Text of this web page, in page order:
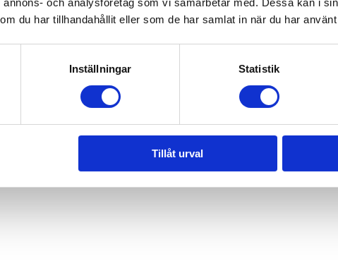
du har tillhandahållit eller som de har samlat in när du har
Inställningar Statistik
Tillåt urval